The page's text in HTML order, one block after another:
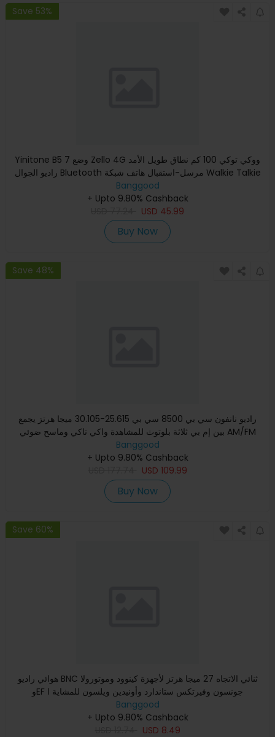
Save 53%
Yinitone B5 7 وضع Zello 4G ووكي توكي 100 كم نطاق طويل الأمد
راديو الجوال Bluetooth مرسل-استقبال هاتف شبكة Walkie Talkie
Banggood
+ Upto 9.80% Cashback
USD 45.99
Buy Now
Save 48%
راديو نانفون سي بي 8500 سي بي 25.615-30.105 ميجا هرتز يجمع
بين إم بي ثلاثة بلوتوث للمشاهدة واكي تاكي وماسح ضوئي AM/FM
مس
Banggood
+ Upto 9.80% Cashback
USD 109.99
Buy Now
Save 60%
هوائي راديو BNC ثنائي الاتجاه 27 ميجا هرتز لأجهزة كينوود وموتورولا
وEF جونسون وفيرتكس ستاندارد وأونيدين ويلسون للمشاية ا
Banggood
+ Upto 9.80% Cashback
USD 8.49